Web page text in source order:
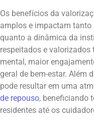
Os benefícios da
amplos e impactam tanto
quanto a dinâmica da
respeitados e valorizados
mental, maior
geral de bem-estar. Além
pode resultar em uma
de repouso, beneficiando
residentes até os